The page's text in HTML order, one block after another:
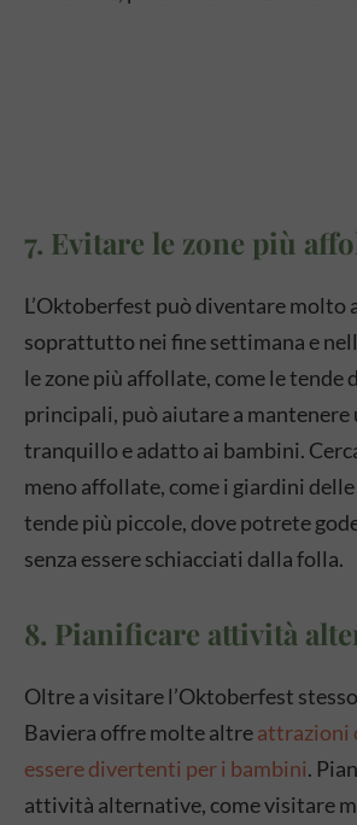
7. Evitare le zone più
L’Oktoberfest può diventare molto
soprattutto nei fine settimana e
le zone più affollate, come le tende
principali, può aiutare a mantenere
tranquillo e adatto ai bambini.
meno affollate, come i giardini
tende più piccole, dove potrete
senza essere schiacciati dalla folla.
8. Pianificare attività
Oltre a visitare l’Oktoberfest
Baviera offre molte altreattrazioni
essere divertenti per i bambini.
attività alternative, come visitare